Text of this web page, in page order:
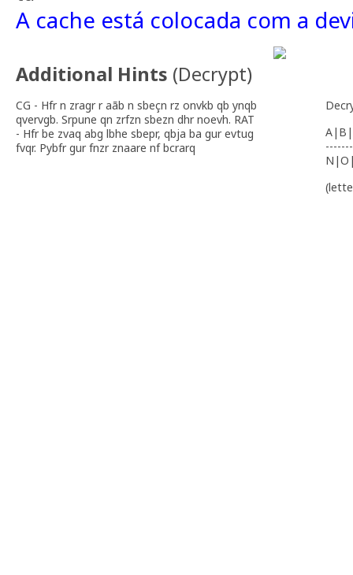
A cache está colocada com a
Additional Hints (Decrypt)
CG - Hfr n zragr r aãb n sbeçn rz onvkb qb ynqb
qvervgb. Srpune qn zrfzn sbezn dhr noevh. RAT
- Hfr be zvaq abg lbhe sbepr, qbja ba gur evtug
fvqr. Pybfr gur fnzr znaare nf bcrarq